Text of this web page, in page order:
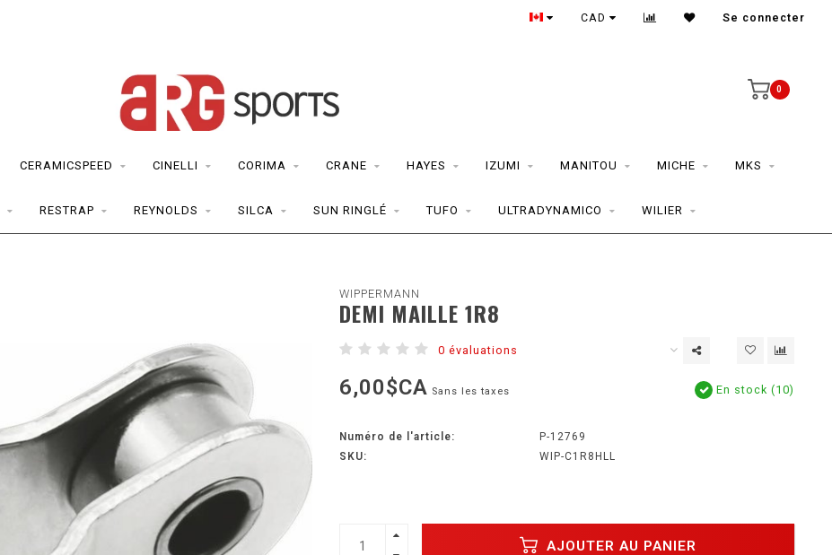
CAD Se connecter
0
CERAMICSPEED CINELLI CORIMA CRANE HAYES IZUMI MANITOU MICHE MKS
RESTRAP REYNOLDS SILCA SUN RINGLÉ TUFO ULTRADYNAMICO WILIER
WIPPERMANN
DEMI MAILLE 1R8
0 évaluations
6,00$CA Sans les taxes En stock (10)
Numéro de l'article:
P-12769
SKU:
WIP-C1R8HLL
AJOUTER AU PANIER